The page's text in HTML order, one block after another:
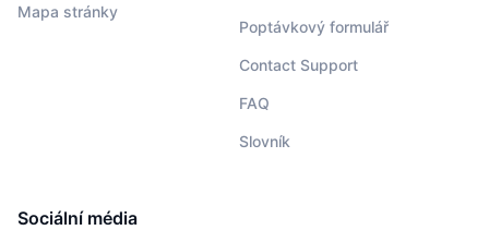
Mapa stránky
Poptávkový formulář
Contact Support
FAQ
Slovník
Sociální média